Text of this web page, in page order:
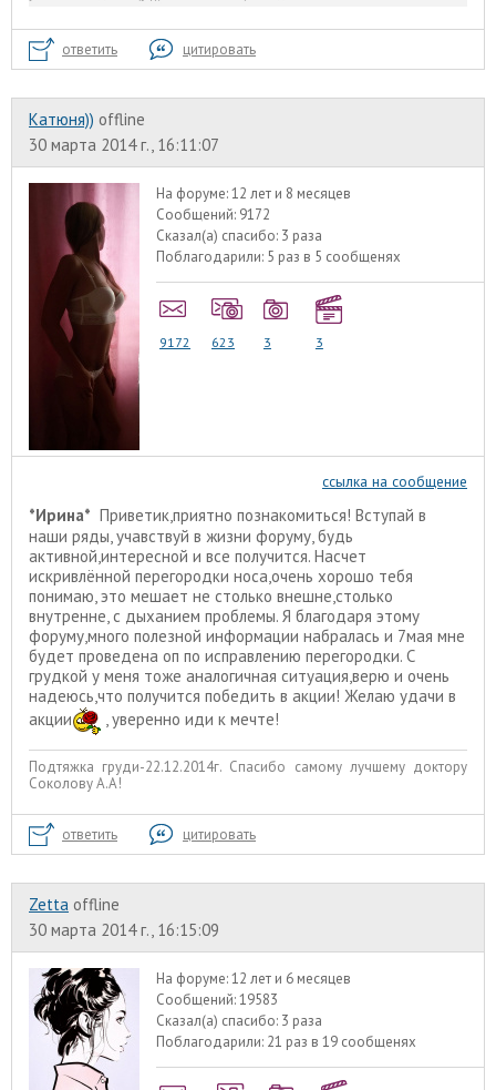
ответить цитировать
Катюня)) offline
30 марта 2014 г., 16:11:07
На форуме:12 лет и 8 месяцев
Сообщений: 9172
Сказал(а) спасибо: 3 раза
Поблагодарили: 5 раз в 5 сообщенях
9172 623 3 3
ссылка на сообщение
*Ирина* Приветик,приятно познакомиться! Вступай в
наши ряды, учавствуй в жизни форуму, будь
активной,интересной и все получится. Насчет
искривлённой перегородки носа,очень хорошо тебя
понимаю, это мешает не столько внешне,столько
внутренне, с дыханием проблемы. Я благодаря этому
форуму,много полезной информации набралась и 7мая мне
будет проведена оп по исправлению перегородки. С
грудкой у меня тоже аналогичная ситуация,верю и очень
надеюсь,что получится победить в акции! Желаю удачи в
акции
, уверенно иди к мечте!
Подтяжка груди-22.12.2014г. Спасибо самому лучшему доктору
Соколову А.А!
ответить цитировать
Zetta offline
30 марта 2014 г., 16:15:09
На форуме:12 лет и 6 месяцев
Сообщений:19583
Сказал(а) спасибо: 3 раза
Поблагодарили: 21 раз в 19 сообщенях